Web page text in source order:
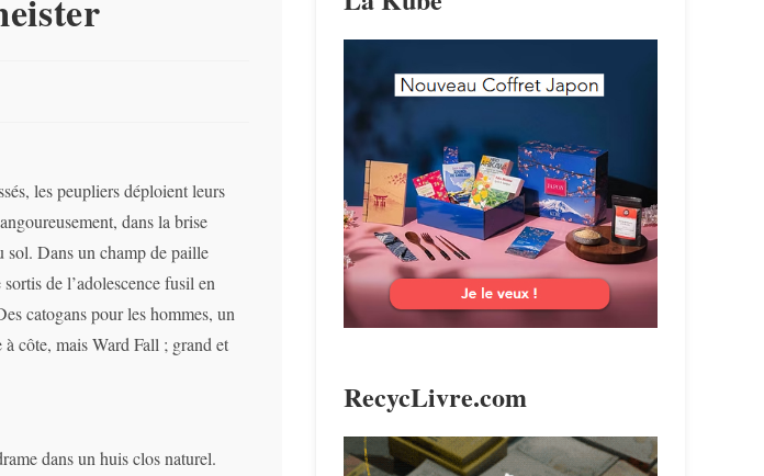
les peupliers déploient leurs
dans la brise
sol. Dans un champ de paille
de l’adolescence fusil en
catogans pour les hommes, un
côte, mais Ward Fall ; grand et
dans un huis clos naturel.
RecycLivre.com